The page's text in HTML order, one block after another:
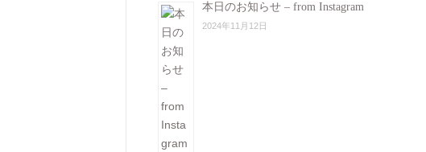
本日のお知らせ – from Instagram
2024年11月12日